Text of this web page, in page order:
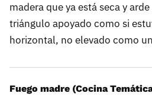
madera que ya está seca y
triángulo apoyado como si
horizontal, no elevado como
Fuego madre (Cocina